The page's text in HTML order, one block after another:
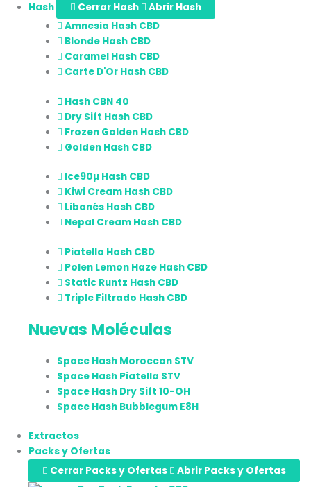
Hash
Cerrar Hash
Abrir Hash
Amnesia Hash CBD
Blonde Hash CBD
Caramel Hash CBD
Carte D'Or Hash CBD
Hash CBN 40
Dry Sift Hash CBD
Frozen Golden Hash CBD
Golden Hash CBD
Ice90µ Hash CBD
Kiwi Cream Hash CBD
Libanés Hash CBD
Nepal Cream Hash CBD
Piatella Hash CBD
Polen Lemon Haze Hash CBD
Static Runtz Hash CBD
Triple Filtrado Hash CBD
Nuevas Moléculas
Space Hash Moroccan STV
Space Hash Piatella STV
Space Hash Dry Sift 10-OH
Space Hash Bubblegum E8H
Extractos
Packs y Ofertas
Cerrar Packs y Ofertas
Abrir Packs y Ofertas